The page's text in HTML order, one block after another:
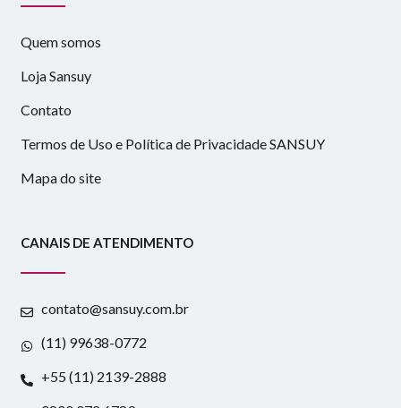
Quem somos
Loja Sansuy
Contato
Termos de Uso e Política de Privacidade SANSUY
Mapa do site
CANAIS DE ATENDIMENTO
contato@sansuy.com.br
(11) 99638-0772
+55 (11) 2139-2888